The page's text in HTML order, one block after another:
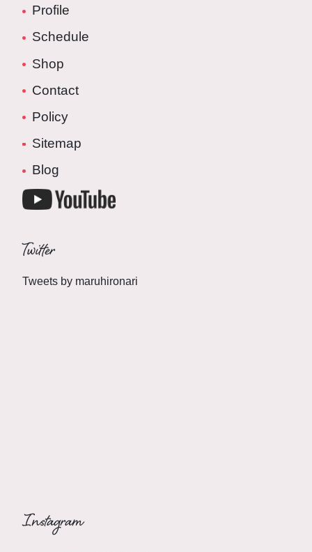
Profile
Schedule
Shop
Contact
Policy
Sitemap
Blog
Twitter
Tweets by maruhironari
Instagram